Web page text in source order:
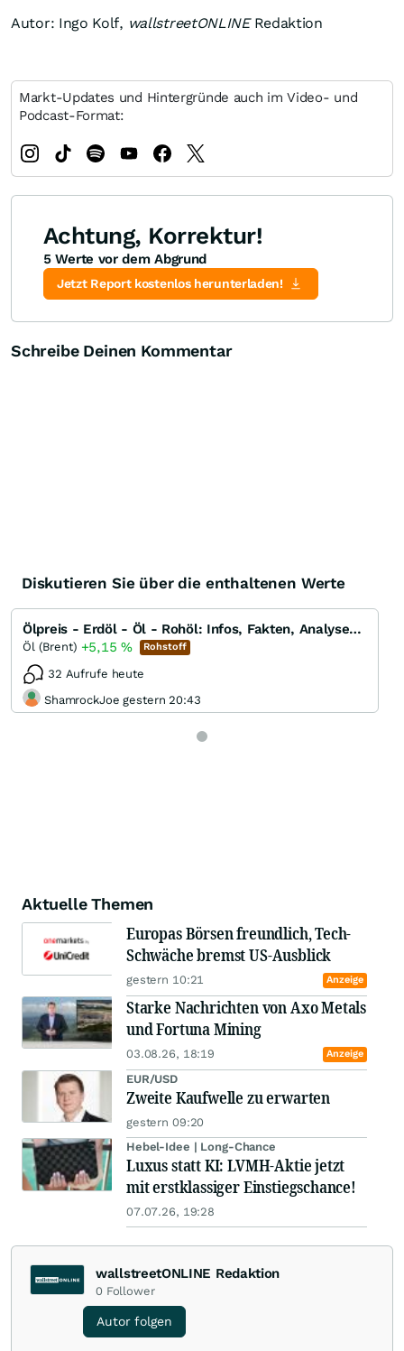
Autor: Ingo Kolf, wallstreetONLINERedaktion
Markt-Updates und Hintergründe auch im Video- und
Podcast-Format:
Achtung, Korrektur!
5 Werte vor dem Abgrund
Jetzt Report kostenlos herunterladen!
Schreibe Deinen Kommentar
Diskutieren Sie über die enthaltenen Werte
Ölpreis - Erdöl - Öl - Rohöl: Infos, Fakten, Analysen, Charts und Ausblick
Öl (Brent) +5,15 % Rohstoff
32 Aufrufe heute
ShamrockJoe gestern 20:43
Aktuelle Themen
Europas Börsen freundlich, Tech-
Schwäche bremst US-Ausblick
gestern 10:21 Anzeige
Starke Nachrichten von Axo Metals
und Fortuna Mining
03.08.26, 18:19 Anzeige
EUR/USD
Zweite Kaufwelle zu erwarten
gestern 09:20
Hebel-Idee | Long-Chance
Luxus statt KI: LVMH-Aktie jetzt
mit erstklassiger Einstiegschance!
07.07.26, 19:28
wallstreetONLINE Redaktion
0 Follower
Autor folgen